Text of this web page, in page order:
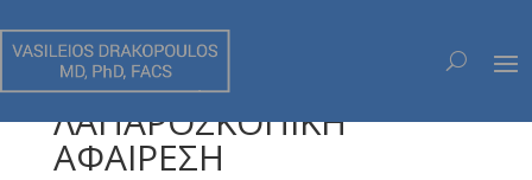
ΛΑΠΑΡΟΣΚΟΠΙΚΗ
ΑΦΑΙΡΕΣΗ